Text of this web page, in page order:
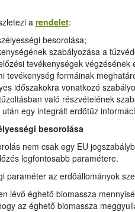
a rendelet:
besorolása;
szabályozása a
tevékenységek végzésének
tevékenység formáinak
időszakokra vonatkozó
való részvételének
egy integrált erdőtűz
besorolása
nem csak egy EU
legfontosabb paramétere.
paraméter az erdőállományok
lévő éghető biomassza
az éghető biomassza